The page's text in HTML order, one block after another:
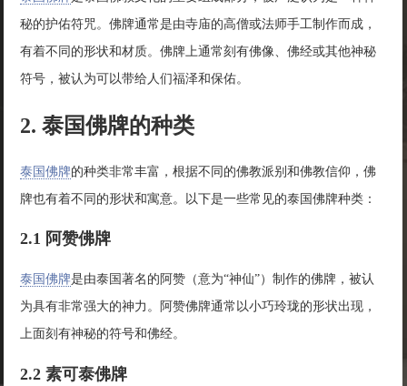
秘的护佑符咒。佛牌通常是由寺庙的高僧或法师手工制作而成，
有着不同的形状和材质。佛牌上通常刻有佛像、佛经或其他神秘
符号，被认为可以带给人们福泽和保佑。
2. 泰国佛牌的种类
泰国佛牌的种类非常丰富，根据不同的佛教派别和佛教信仰，佛
牌也有着不同的形状和寓意。以下是一些常见的泰国佛牌种类：
2.1 阿赞佛牌
泰国佛牌是由泰国著名的阿赞（意为“神仙”）制作的佛牌，被认
为具有非常强大的神力。阿赞佛牌通常以小巧玲珑的形状出现，
上面刻有神秘的符号和佛经。
2.2 素可泰佛牌